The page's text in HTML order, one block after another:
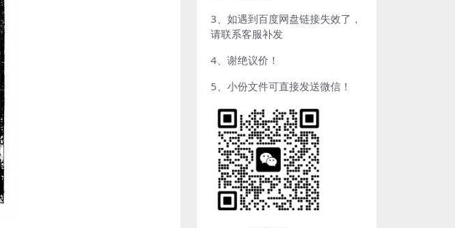
3、如遇到百度网盘链接失效了，
请联系客服补发
4、谢绝议价！
5、小份文件可直接发送微信！